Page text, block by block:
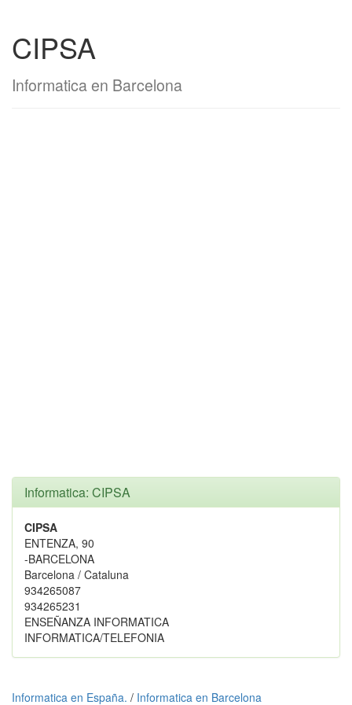
CIPSA
Informatica en Barcelona
Informatica: CIPSA
CIPSA
ENTENZA, 90
-BARCELONA
Barcelona / Cataluna
934265087
934265231
ENSEÑANZA INFORMATICA
INFORMATICA/TELEFONIA
Informatica en España. / Informatica en Barcelona